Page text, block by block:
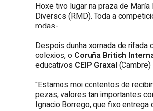
Hoxe tivo lugar na praza de María
Diversos (RMD). Toda a
rodas-.
Despois dunha xornada de rifada
colexios, o Coruña British
educativos CEIP Graxal (Cambre)
"Estamos moi contentos de
pezas, valores tan importantes
Ignacio Borrego, que fixo